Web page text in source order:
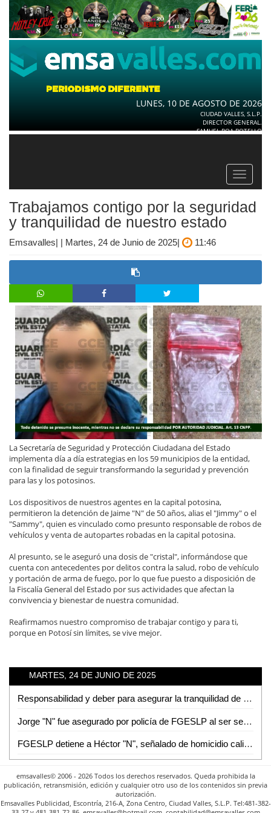
LUNES, 10 DE AGOSTO DE 2026
CIUDAD VALLES, S.L.P.
DIRECTOR GENERAL.
SAMUEL ROA BOTELLO
Toggle
Trabajamos contigo por la seguridad
y tranquilidad de nuestro estado
Emsavalles| | Martes, 24 de Junio de 2025| 11:46
La Secretaría de Seguridad y Protección Ciudadana del Estado
implementa día a día estrategias en los 59 municipios de la entidad,
con la finalidad de seguir transformando la seguridad y prevención
para las y los potosinos.
Los dispositivos de nuestros agentes en la capital potosina,
permitieron la detención de Jaime "N" de 50 años, alias el "Jimmy" o el
"Sammy", quien es vinculado como presunto responsable de robos de
vehículos y venta de autopartes robadas en la capital potosina.
Al presunto, se le aseguró una dosis de "cristal", informándose que
cuenta con antecedentes por delitos contra la salud, robo de vehículo
y portación de arma de fuego, por lo que fue puesto a disposición de
la Fiscalía General del Estado por sus actividades que afectan la
convivencia y bienestar de nuestra comunidad.
Reafirmamos nuestro compromiso de trabajar contigo y para ti,
porque en Potosí sin límites, se vive mejor.
MARTES, 24 DE JUNIO DE 2025
Responsabilidad y deber para asegurar la tranquilidad de nuestro estado
Jorge "N" fue asegurado por policía de FGESLP al ser señalado de diversos robos
FGESLP detiene a Héctor "N", señalado de homicidio calificado en la ciudad capital
emsavalles© 2006 - 2026 Todos los derechos reservados. Queda prohibida la
publicación, retransmisión, edición y cualquier otro uso de los contenidos sin previa
autorización.
Emsavalles Publicidad, Escontría, 216-A, Zona Centro, Ciudad Valles, S.L.P. Tel:481-382-